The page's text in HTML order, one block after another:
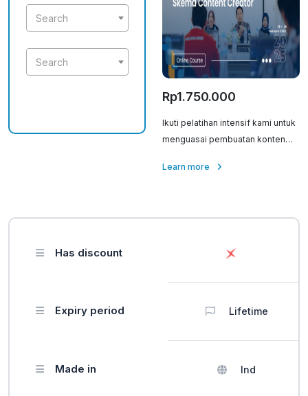
Search
Search
Rp1.750.000
Ikuti pelatihan intensif kami untuk
menguasai pembuatan konten
resmi dari BNSP. Jadilah content
nasional! Pelatihan dan Sertifikasi
Pariwisata Pemuda dan Olahraga
Learn more
Has discount
Expiry period Lifetime
Made in Ind